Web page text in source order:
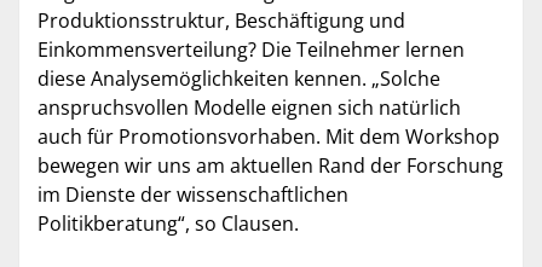
Produktionsstruktur, Beschäftigung und
Einkommensverteilung? Die Teilnehmer lernen
diese Analysemöglichkeiten kennen. „Solche
anspruchsvollen Modelle eignen sich natürlich
auch für Promotionsvorhaben. Mit dem Workshop
bewegen wir uns am aktuellen Rand der Forschung
im Dienste der wissenschaftlichen
Politikberatung“, so Clausen.